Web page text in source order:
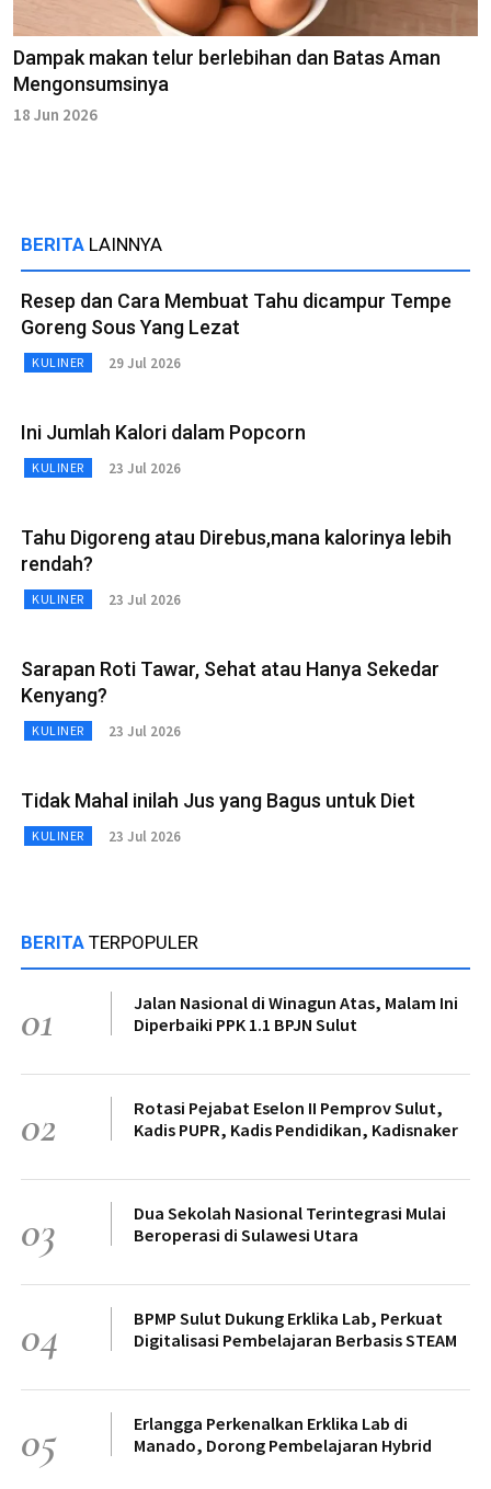
Dampak makan telur berlebihan dan Batas Aman
Mengonsumsinya
18 Jun 2026
BERITA LAINNYA
Resep dan Cara Membuat Tahu dicampur Tempe
Goreng Sous Yang Lezat
KULINER 29 Jul 2026
Ini Jumlah Kalori dalam Popcorn
KULINER 23 Jul 2026
Tahu Digoreng atau Direbus,mana kalorinya lebih
rendah?
KULINER 23 Jul 2026
Sarapan Roti Tawar, Sehat atau Hanya Sekedar
Kenyang?
KULINER 23 Jul 2026
Tidak Mahal inilah Jus yang Bagus untuk Diet
KULINER 23 Jul 2026
BERITA TERPOPULER
01
Jalan Nasional di Winagun Atas, Malam Ini
Diperbaiki PPK 1.1 BPJN Sulut
02
Rotasi Pejabat Eselon II Pemprov Sulut,
Kadis PUPR, Kadis Pendidikan, Kadisnaker
03
Dua Sekolah Nasional Terintegrasi Mulai
Beroperasi di Sulawesi Utara
04
BPMP Sulut Dukung Erklika Lab, Perkuat
Digitalisasi Pembelajaran Berbasis STEAM
05
Erlangga Perkenalkan Erklika Lab di
Manado, Dorong Pembelajaran Hybrid